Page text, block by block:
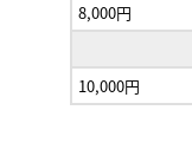
8,000円
10,000円